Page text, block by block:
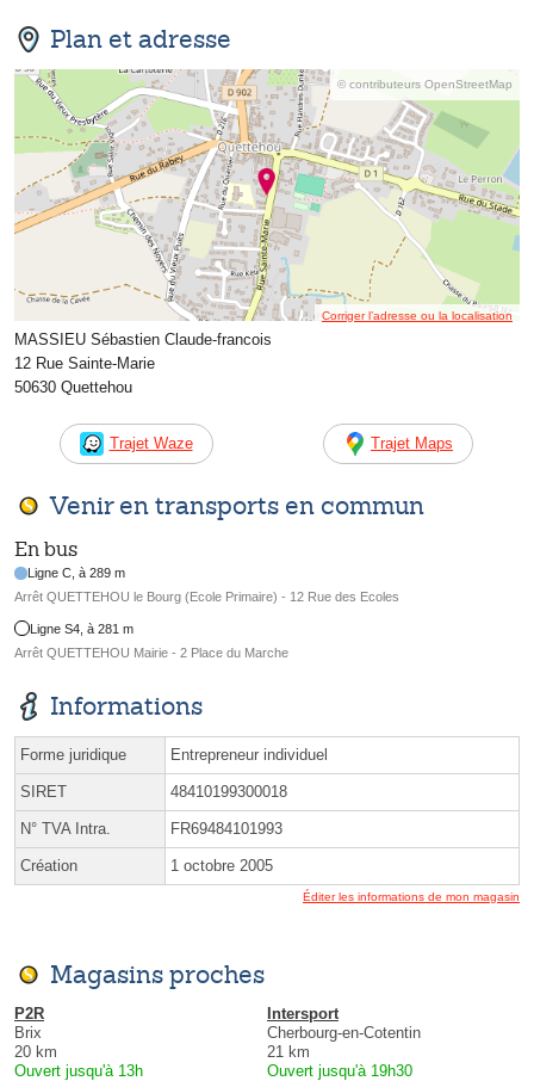
Plan et adresse
© contributeurs OpenStreetMap
Corriger l’adresse ou la localisation
MASSIEU Sébastien Claude-francois
12 Rue Sainte-Marie
50630 Quettehou
Trajet Waze Trajet Maps
Venir en transports en commun
En bus
Ligne C, à 289 m
Arrêt QUETTEHOU le Bourg (Ecole Primaire) - 12 Rue des Ecoles
Ligne S4, à 281 m
Arrêt QUETTEHOU Mairie - 2 Place du Marche
Informations
Forme juridique Entrepreneur individuel
SIRET 48410199300018
N° TVA Intra. FR69484101993
Création 1 octobre 2005
Éditer les informations de mon magasin
Magasins proches
P2R
Brix
20 km
Ouvert jusqu'à 13h
Intersport
Cherbourg-en-Cotentin
21 km
Ouvert jusqu'à 19h30